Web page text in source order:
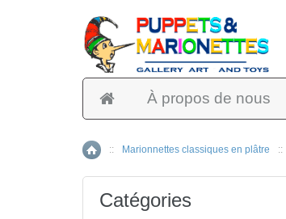
À propos de nous
Accueil
:: Marionnettes classiques en plâtre ::
Catégories